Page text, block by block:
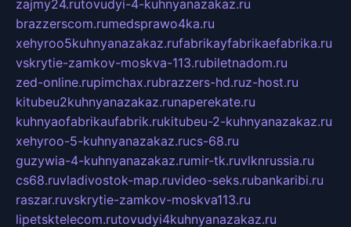
zajmy24.rutovudyi-4-kuhnyanazakaz.ru
brazzerscom.rumedsprawo4ka.ru
xehyroo5kuhnyanazakaz.rufabrikayfabrikaefabrika.ru
vskrytie-zamkov-moskva-113.rubiletnadom.ru
zed-online.rupimchax.rubrazzers-hd.ruz-host.ru
kitubeu2kuhnyanazakaz.runaperekate.ru
kuhnyaofabrikaufabrik.rukitubeu-2-kuhnyanazakaz.ru
xehyroo-5-kuhnyanazakaz.rucs-68.ru
guzywia-4-kuhnyanazakaz.rumir-tk.ruvlknrussia.ru
cs68.ruvladivostok-map.ruvideo-seks.rubankaribi.ru
raszar.ruvskrytie-zamkov-moskva113.ru
lipetsktelecom.rutovudyi4kuhnyanazakaz.ru